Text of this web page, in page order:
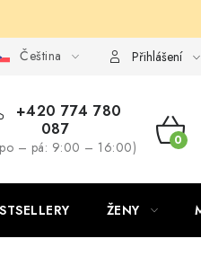
Čeština Přihlášení
+420 774 780
087
– pá: 9:00 – 16:00)
ŽENY